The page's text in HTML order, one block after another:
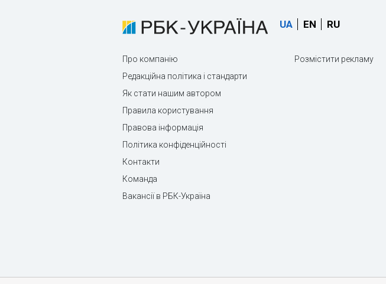
UA EN RU
Про компанію
Редакційна політика і стандарти
Як стати нашим автором
Правила користування
Правова інформація
Політика конфіденційності
Контакти
Команда
Вакансії в РБК-Україна
Розмістити рекламу